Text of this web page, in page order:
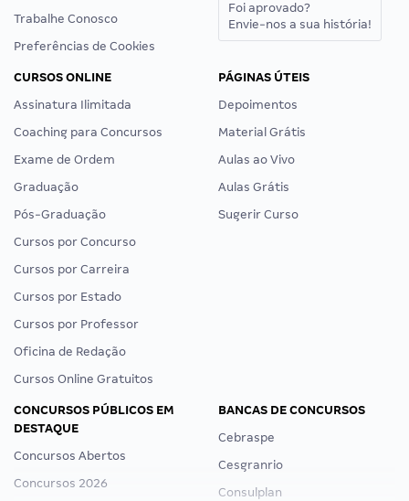
Trabalhe Conosco
Preferências de Cookies
Foi aprovado?
Envie-nos a sua história!
CURSOS ONLINE
Assinatura Ilimitada
Coaching para Concursos
Exame de Ordem
Graduação
Pós-Graduação
Cursos por Concurso
Cursos por Carreira
Cursos por Estado
Cursos por Professor
Oficina de Redação
Cursos Online Gratuitos
PÁGINAS ÚTEIS
Depoimentos
Material Grátis
Aulas ao Vivo
Aulas Grátis
Sugerir Curso
CONCURSOS PÚBLICOS EM
DESTAQUE
Concursos Abertos
Concursos 2026
BANCAS DE CONCURSOS
Cebraspe
Cesgranrio
Consulplan